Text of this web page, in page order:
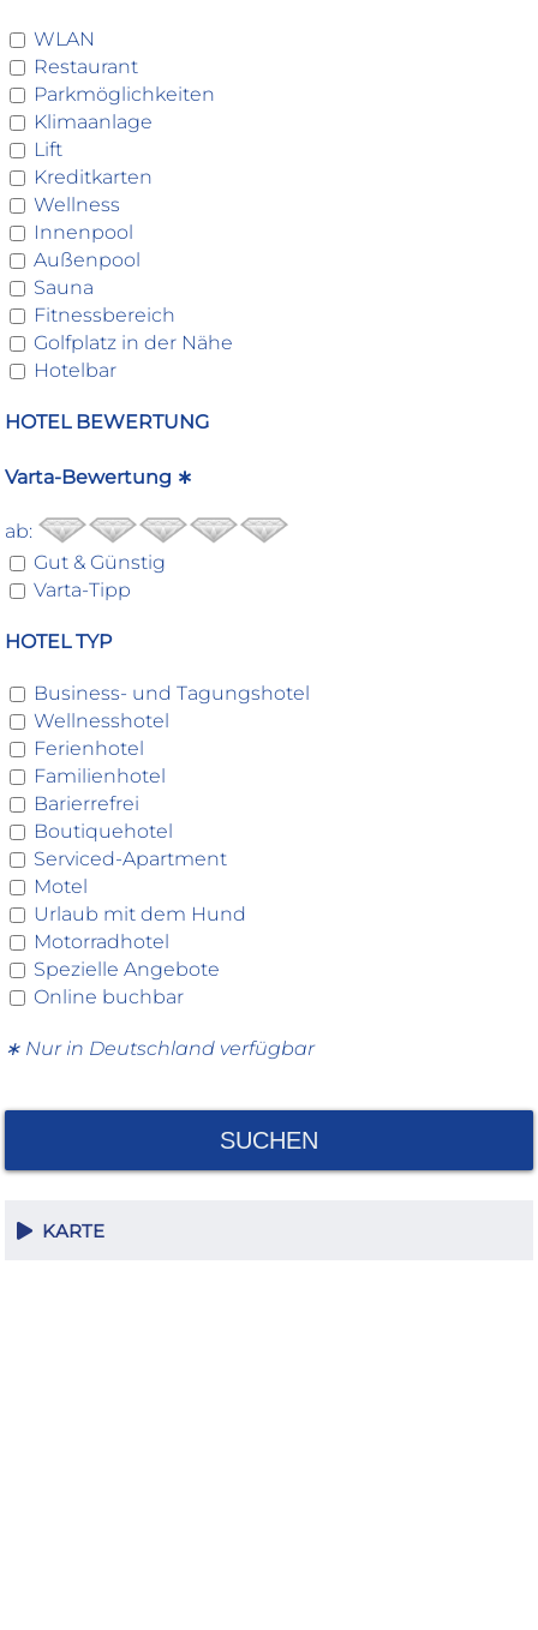
WLAN
Restaurant
Parkmöglichkeiten
Klimaanlage
Lift
Kreditkarten
Wellness
Innenpool
Außenpool
Sauna
Fitnessbereich
Golfplatz in der Nähe
Hotelbar
HOTEL BEWERTUNG
Varta-Bewertung ∗
ab:
Gut & Günstig
Varta-Tipp
HOTEL TYP
Business- und Tagungshotel
Wellnesshotel
Ferienhotel
Familienhotel
Barierrefrei
Boutiquehotel
Serviced-Apartment
Motel
Urlaub mit dem Hund
Motorradhotel
Spezielle Angebote
Online buchbar
∗ Nur in Deutschland verfügbar
SUCHEN
KARTE